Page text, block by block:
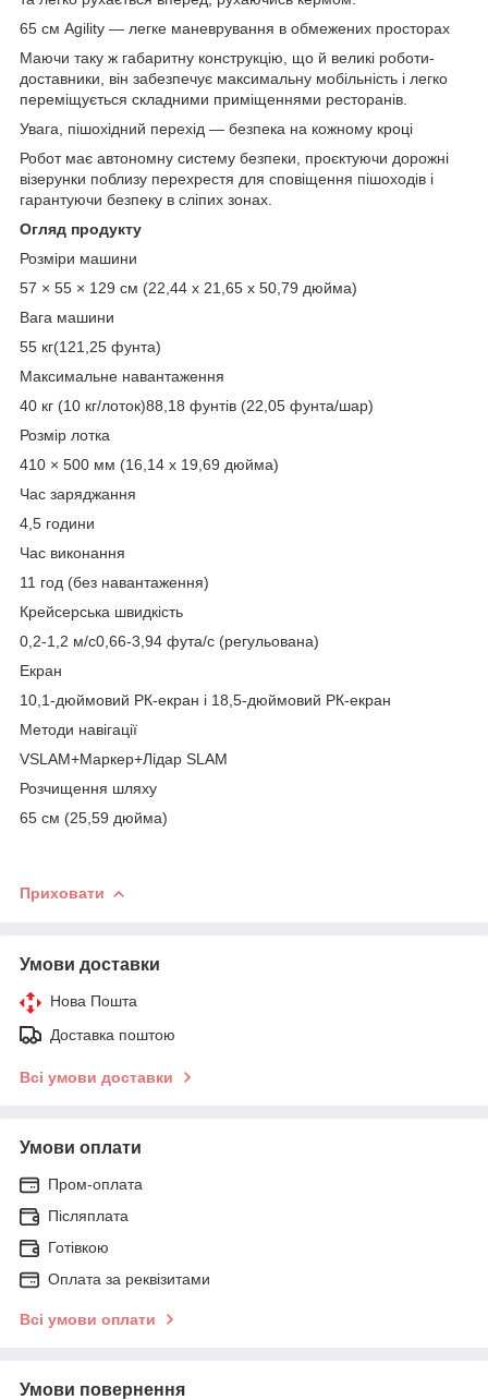
65 см Agility — легке маневрування в обмежених просторах
Маючи таку ж габаритну конструкцію, що й великі роботи-
доставники, він забезпечує максимальну мобільність і легко
переміщується складними приміщеннями ресторанів.
Увага, пішохідний перехід — безпека на кожному кроці
Робот має автономну систему безпеки, проєктуючи дорожні
візерунки поблизу перехрестя для сповіщення пішоходів і
гарантуючи безпеку в сліпих зонах.
Огляд продукту
Розміри машини
57 × 55 × 129 см (22,44 x 21,65 x 50,79 дюйма)
Вага машини
55 кг(121,25 фунта)
Максимальне навантаження
40 кг (10 кг/лоток)88,18 фунтів (22,05 фунта/шар)
Розмір лотка
410 × 500 мм (16,14 x 19,69 дюйма)
Час заряджання
4,5 години
Час виконання
11 год (без навантаження)
Крейсерська швидкість
0,2-1,2 м/с0,66-3,94 фута/с (регульована)
Екран
10,1-дюймовий РК-екран і 18,5-дюймовий РК-екран
Методи навігації
VSLAM+Маркер+Лідар SLAM
Розчищення шляху
65 см (25,59 дюйма)
Приховати
Умови доставки
Нова Пошта
Доставка поштою
Всі умови доставки
Умови оплати
Пром-оплата
Післяплата
Готівкою
Оплата за реквізитами
Всі умови оплати
Умови повернення